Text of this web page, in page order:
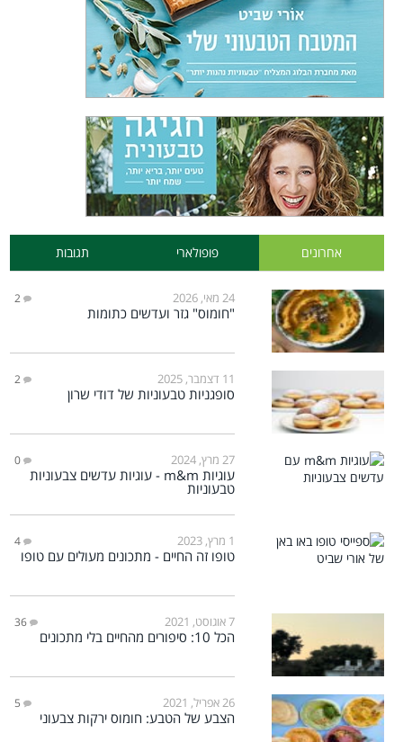
אחרונים פופולארי תגובות
24 מאי, 2026 2
"חומוס" גזר ועדשים כתומות
11 דצמבר, 2025 2
סופגניות טבעוניות של דודי שרון
27 מרץ, 2024 0
עוגיות m&m - עוגיות עדשים צבעוניות
טבעוניות
1 מרץ, 2023 4
טופו זה החיים - מתכונים מעולים עם טופו
7 אוגוסט, 2021 36
הכל 10: סיפורים מהחיים בלי מתכונים
26 אפריל, 2021 5
הצבע של הטבע: חומוס ירקות צבעוני